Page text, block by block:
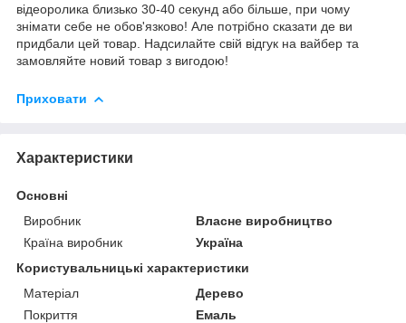
відеоролика близько 30-40 секунд або більше, при чому
знімати себе не обов'язково! Але потрібно сказати де ви
придбали цей товар. Надсилайте свій відгук на вайбер та
замовляйте новий товар з вигодою!
Приховати
Характеристики
Основні
Виробник
Власне виробництво
Країна виробник
Україна
Користувальницькі характеристики
Матеріал
Дерево
Покриття
Емаль